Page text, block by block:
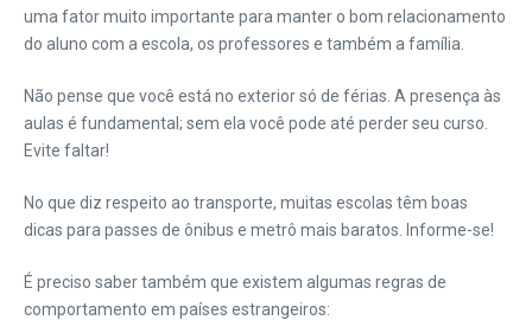
uma fator muito importante para manter o bom relacionamento
do aluno com a escola, os professores e também a família.
Não pense que você está no exterior só de férias. A presença às
aulas é fundamental; sem ela você pode até perder seu curso.
Evite faltar!
No que diz respeito ao transporte, muitas escolas têm boas
dicas para passes de ônibus e metrô mais baratos. Informe-se!
É preciso saber também que existem algumas regras de
comportamento em países estrangeiros: